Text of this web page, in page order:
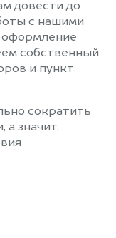
довести до
с нашими
оформление
собственный
и пункт
сократить
а значит,